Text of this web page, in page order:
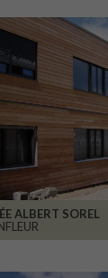
ALBERT SOREL